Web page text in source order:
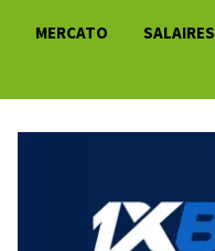
MERCATO
SALAIRES